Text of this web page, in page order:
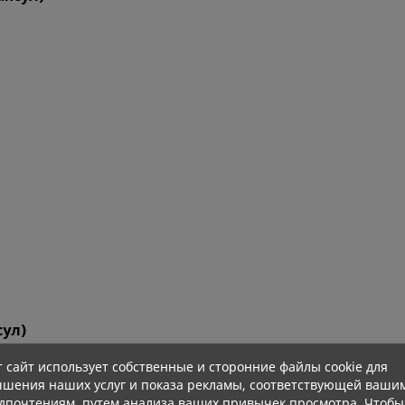
сайт использует собственные и сторонние файлы cookie для
наших услуг и показа рекламы, соответствующей